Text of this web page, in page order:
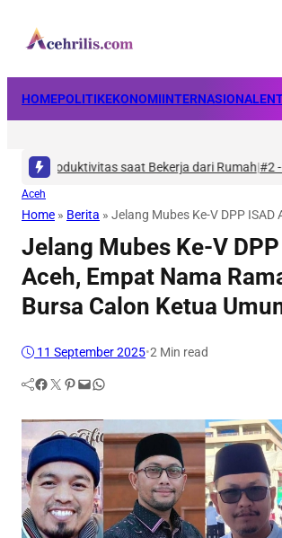
HOMEPOLITIKEKONOMIINTERNASIONAL
Produktivitas saat Bekerja dari Rumah|#2 -
Aceh
Home » Berita » Jelang Mubes Ke-V DPP
Jelang Mubes Ke-V DPP
Aceh, Empat Nama
Bursa Calon Ketua
11 September 2025•2 Min read
Facebook Twitter Pinterest Mail WhatsApp